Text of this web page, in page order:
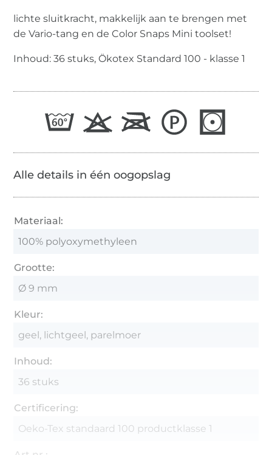
lichte sluitkracht, makkelijk aan te brengen met
de Vario-tang en de Color Snaps Mini toolset!
Inhoud: 36 stuks, Ökotex Standard 100 - klasse 1
Alle details in één oogopslag
Materiaal:
100% polyoxymethyleen
Grootte:
Ø 9 mm
Kleur:
geel, lichtgeel, parelmoer
Inhoud:
36 stuks
Certificering:
Oeko-Tex standaard 100 productklasse 1